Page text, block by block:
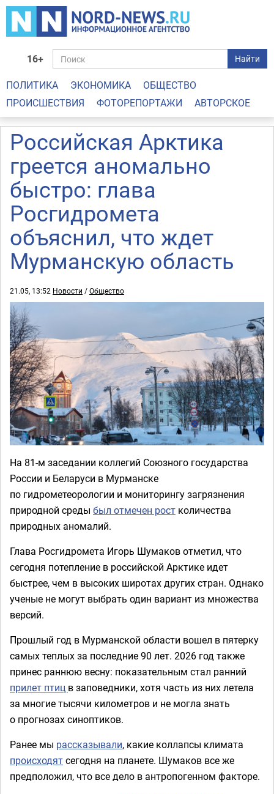
16+ Найти
ПОЛИТИКА ЭКОНОМИКА
ОБЩЕСТВО
ПРОИСШЕСТВИЯ
ФОТОРЕПОРТАЖИ АВТОРСКОЕ
Российская Арктика
греется аномально
быстро: глава
Росгидромета
объяснил, что ждет
Мурманскую область
21.05, 13:52 Новости /Общество
На 81-м заседании коллегий Союзного государства
России и Беларуси в Мурманске
по гидрометеорологии и мониторингу загрязнения
природной среды был отмечен рост количества
природных аномалий.
Глава Росгидромета Игорь Шумаков отметил, что
сегодня потепление в российской Арктике идет
быстрее, чем в высоких широтах других стран. Однако
ученые не могут выбрать один вариант из множества
версий.
Прошлый год в Мурманской области вошел в пятерку
самых теплых за последние 90 лет. 2026 год также
принес раннюю весну: показательным стал ранний
прилет птиц в заповедники, хотя часть из них летела
за многие тысячи километров и не могла знать
о прогнозах синоптиков.
Ранее мы рассказывали, какие коллапсы климата
происходятсегодня на планете. Шумаков все же
предположил, что все дело в антропогенном факторе.